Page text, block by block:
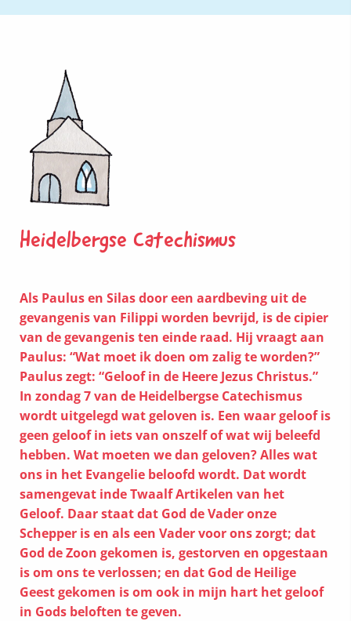
Heidelbergse Catechismus
Als Paulus en Silas door een aardbeving uit de
gevangenis van Filippi worden bevrijd, is de cipier
van de gevangenis ten einde raad. Hij vraagt aan
Paulus: “Wat moet ik doen om zalig te worden?”
Paulus zegt: “Geloof in de Heere Jezus Christus.”
In zondag 7 van de Heidelbergse Catechismus
wordt uitgelegd wat geloven is. Een waar geloof is
geen geloof in iets van onszelf of wat wij beleefd
hebben. Wat moeten we dan geloven? Alles wat
ons in het Evangelie beloofd wordt. Dat wordt
samengevat inde Twaalf Artikelen van het
Geloof. Daar staat dat God de Vader onze
Schepper is en als een Vader voor ons zorgt; dat
God de Zoon gekomen is, gestorven en opgestaan
is om ons te verlossen; en dat God de Heilige
Geest gekomen is om ook in mijn hart het geloof
in Gods beloften te geven.